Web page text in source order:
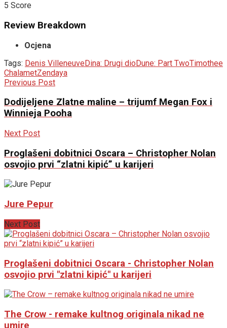
5 Score
Review Breakdown
Ocjena
Tags: Denis VilleneuveDina: Drugi dioDune: Part TwoTimothee
ChalametZendaya
Previous Post
Dodijeljene Zlatne maline – trijumf Megan Fox i
Winnieja Pooha
Next Post
Proglašeni dobitnici Oscara – Christopher Nolan
osvojio prvi “zlatni kipić” u karijeri
Jure Pepur
Next Post
Proglašeni dobitnici Oscara - Christopher Nolan
osvojio prvi "zlatni kipić" u karijeri
The Crow - remake kultnog originala nikad ne
umire